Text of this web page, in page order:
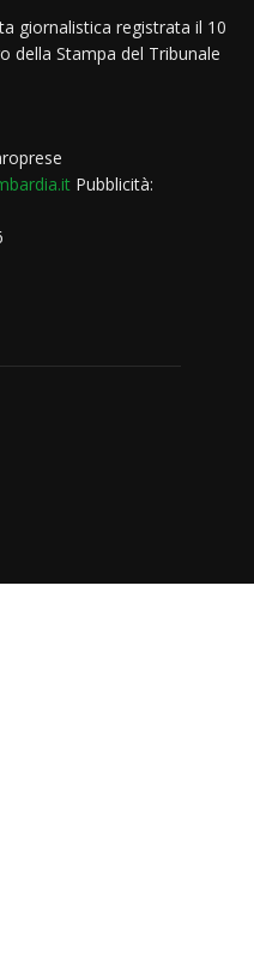
giornalistica registrata il 10
della Stampa del Tribunale
Pubblicità: